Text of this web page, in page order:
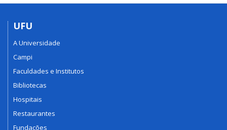
UFU
A Universidade
Campi
Faculdades e Institutos
Bibliotecas
Hospitais
Restaurantes
Fundações